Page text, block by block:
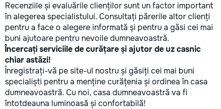
Recenziile și evaluările clienților sunt un factor important
în alegerea specialistului. Consultați părerile altor clienți
pentru a face o alegere informată și pentru a găsi cei mai
buni ajutoare pentru nevoile dumneavoastră.
Încercați serviciile de curățare și ajutor de uz casnic
chiar astăzi!
Înregistrați-vă pe site-ul nostru și găsiți cei mai buni
specialiști pentru a menține curățenia și ordinea în casa
dumneavoastră. Cu noi, casa dumneavoastră va fi
întotdeauna luminoasă și confortabilă!